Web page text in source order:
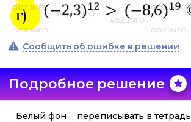
Сообщить об ошибке в решении
Подробное решение
Белый фон
переписывать в тетрадь